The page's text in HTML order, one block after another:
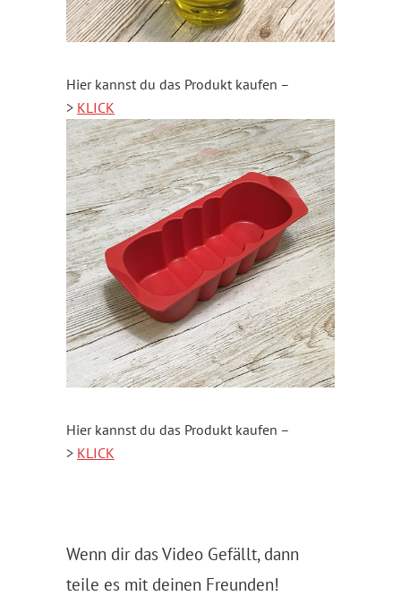
Hier kannst du das Produkt kaufen –
> KLICK
Hier kannst du das Produkt kaufen –
> KLICK
Wenn dir das Video Gefällt, dann
teile es mit deinen Freunden!